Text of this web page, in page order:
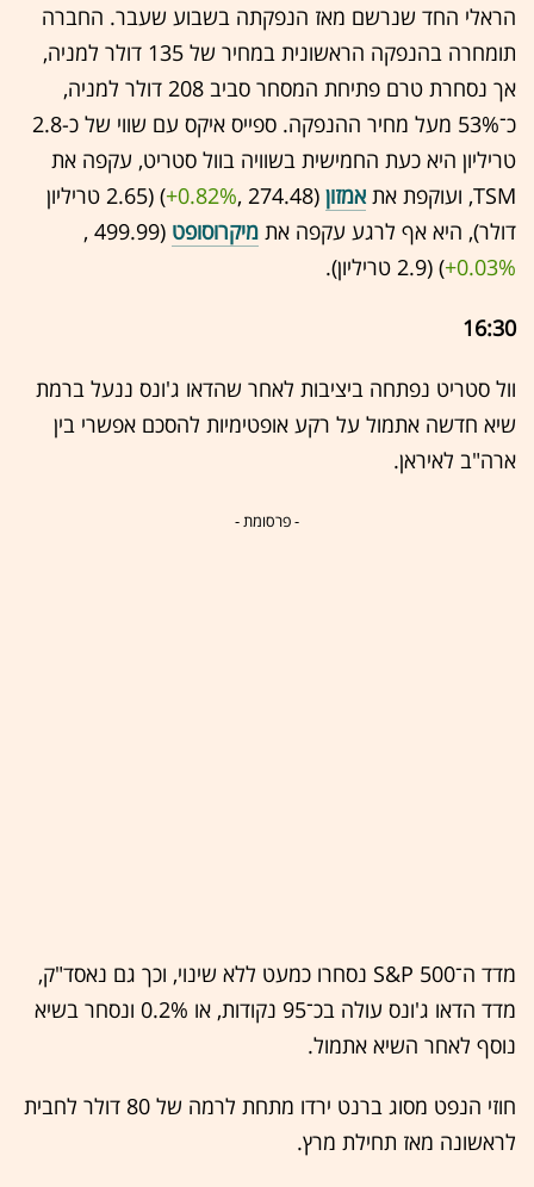
הראלי החד שנרשם מאז הנפקתה בשבוע שעבר. החברה
תומחרה בהנפקה הראשונית במחיר של 135 דולר למניה,
אך נסחרת טרם פתיחת המסחר סביב 208 דולר למניה,
כ־53% מעל מחיר ההנפקה. ספייס איקס עם שווי של כ-2.8
טריליון היא כעת החמישית בשוויה בוול סטריט, עקפה את
TSM, ועוקפת את
אמזון (274.48 ,‎
+0.82%
‏) (2.65 טריליון
דולר), היא אף לרגע עקפה את מיקרוסופט (499.99 ,‎
+0.03%‏) (2.9 טריליון).
16:30
וול סטריט נפתחה ביציבות לאחר שהדאו ג'ונס ננעל ברמת
שיא חדשה אתמול על רקע אופטימיות להסכם אפשרי בין
ארה"ב לאיראן.
- פרסומת -
מדד ה־S&P 500 נסחרו כמעט ללא שינוי, וכך גם נאסד"ק,
מדד הדאו ג'ונס עולה בכ־95 נקודות, או 0.2% ונסחר בשיא
נוסף לאחר השיא אתמול.
חוזי הנפט מסוג ברנט ירדו מתחת לרמה של 80 דולר לחבית
לראשונה מאז תחילת מרץ.